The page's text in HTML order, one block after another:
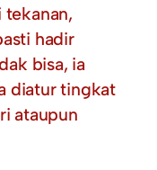
tekanan,
hadir
bisa, ia
diatur tingkat
ataupun